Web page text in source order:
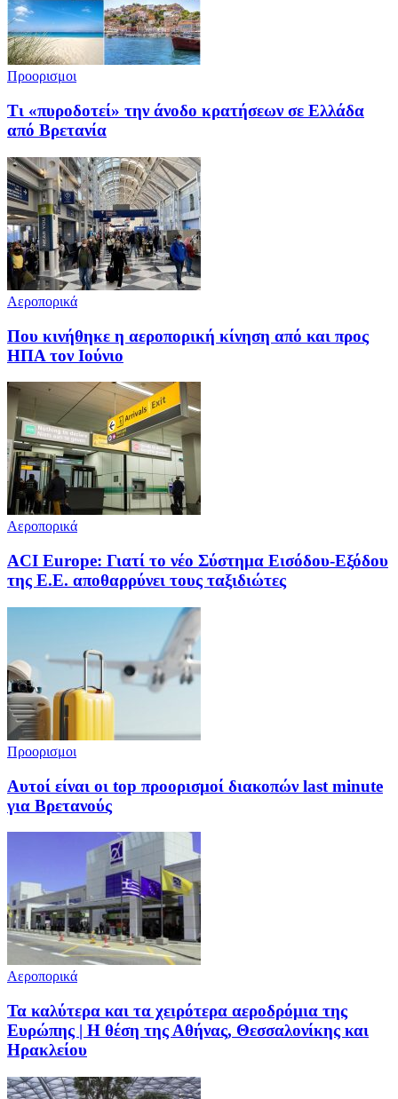
Προορισμοι
Τι «πυροδοτεί» την άνοδο κρατήσεων σε Ελλάδα
από Βρετανία
Αεροπορικά
Που κινήθηκε η αεροπορική κίνηση από και προς
ΗΠΑ τον Ιούνιο
Αεροπορικά
ACI Europe: Γιατί το νέο Σύστημα Εισόδου-Εξόδου
της Ε.Ε. αποθαρρύνει τους ταξιδιώτες
Προορισμοι
Αυτοί είναι οι top προορισμοί διακοπών last minute
για Βρετανούς
Αεροπορικά
Τα καλύτερα και τα χειρότερα αεροδρόμια της
Ευρώπης | Η θέση της Αθήνας, Θεσσαλονίκης και
Ηρακλείου